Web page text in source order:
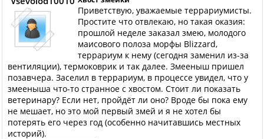
Приветствую, уважаемые террариумисты.
Простите что отвлекаю, но такая оказия:
прошлой неделе заказал змею, молодого
маисового полоза морфы Blizzard,
террариум к нему (сегодня заменил из-за
вентиляции), термоковрик и так далее. Змееныш пришел
позавчера. Заселил в террариум, в процессе увидел, что у
змееныша что-то странное с хвостом. Стоит ли показать
ветеринару? Если нет, пройдёт ли оно? Вроде бы пока ему
не мешает, но это мой первый змей и я не хотел бы
потерять его через год (особенно начитавшись местных
историй).